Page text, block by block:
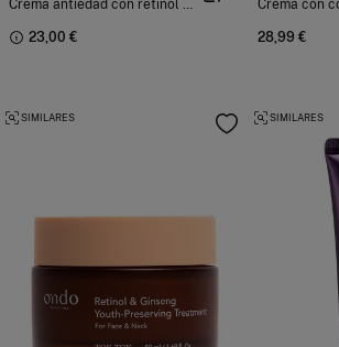
Crema antiedad con retinol 50 ml
23,00 € 28,99 €
SIMILARES SIMILARES